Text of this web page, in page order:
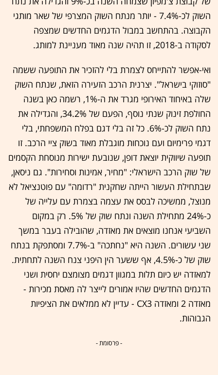
השוק לכ-7.4% - יותר מנתח השוק המצרפי של שאר מותגי
הקבוצה. בהתחשב במבול הדגמים החדשים שמצפה
לסקודה ב-2018, זו תהיה שנה מאוד מעניינת למותג.
ואי-אפשר להתייחס לצמרת בלי להזכיר את התופעה ששמה
"סוזוקי בישראל". יצרנית הרכב הזעירה הזאת, שנתח השוק
שלה באיחוד האירופי מגרד את ה-1%, רשמה כאן בשנה
החולפת זינוק שנתי נוסף, הפעם של 34.2%, והגדילה את
נתח השוק לכ-6%. כל זה בלי דגם בפלח המשפחתי, בלי
דגמי פרימיום ועם נוכחות מוגבלת מאוד בשוק ציי הרכב. זו
תופעה שיווקית יוצאת דופן, שנובעת ישירות מנוסחת הקסמים
של שוק הרכב הישראלי: "מחיר, אמינות וסחירות". גם ניסאן,
שבתחילת העשור הייתה שחקנית "רדומה" עם פוטנציאל לא
מנוצל, ממשיכה לבסס את עצמה בצמרת עם עלייה של
כ-24% מתחילת השנה ונתח שוק של 5%. רק במקום
השביעי אנחנו מוצאים את מאזדה, שהובילה בעבר במשך
שני עשורים. השנה היא "נחתכה" ב-7.7% ומסתפקת בנתח
שוק של כ-4.5%, אף ששער הין היפני צנח השנה לתחתית.
למאזדה יש כיום תלות במגוון דגמים מצומצם יחסית ושני
הדגמים החדשים שהיו אמורים לייצר לה מאסת מכירות -
מאזדה 2 ומאזדה CX3 - עדיין לא ממלאים את הציפיות
הגבוהות.
- פרסומת -